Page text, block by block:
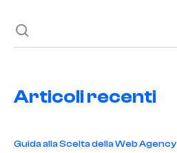
Articoli recenti
Guida alla Scelta della Web Agency